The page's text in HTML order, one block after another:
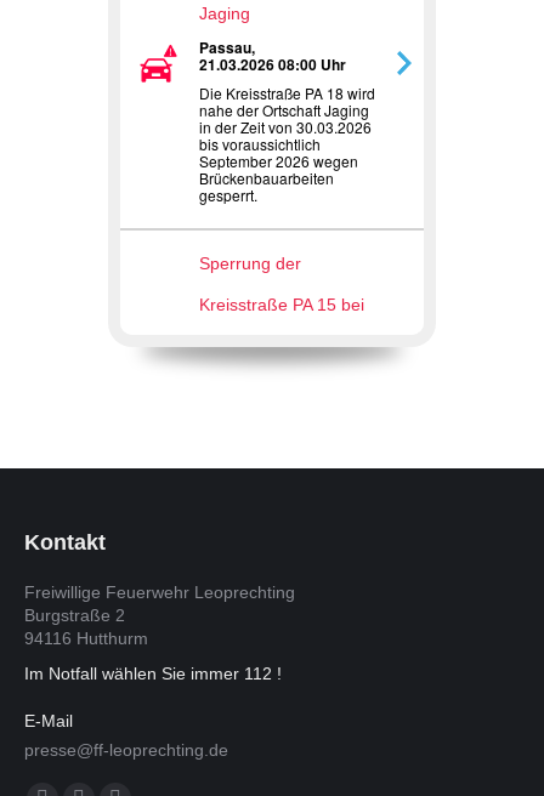
Jaging
Passau,
21.03.2026 08:00 Uhr
Die Kreisstraße PA 18 wird
nahe der Ortschaft Jaging
in der Zeit von 30.03.2026
bis voraussichtlich
September 2026 wegen
Brückenbauarbeiten
gesperrt.
Sperrung der
Kreisstraße PA 15 bei
Weihmörting
Kontakt
Freiwillige Feuerwehr Leoprechting
Burgstraße 2
94116 Hutthurm
Im Notfall wählen Sie immer 112 !
E-Mail
presse@ff-leoprechting.de
Finden Sie uns auf: